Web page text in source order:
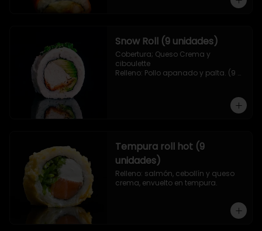
Snow Roll (9 unidades)
Cobertura; Queso Crema y
ciboulette
Relleno: Pollo apanado y palta. (9
Tempura roll hot (9
unidades)
Relleno: salmón, cebollín y queso
crema, envuelto en tempura.